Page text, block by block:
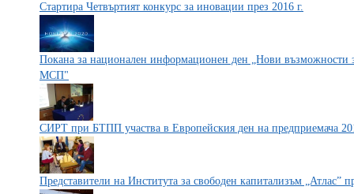
Стартира Четвъртият конкурс за иновации през 2016 г.
Покана за национален информационен ден „Нови възможности
МСП"
СИРТ при БТПП участва в Европейския ден на предприемача
Представители на Института за свободен капитализъм „Атлас”